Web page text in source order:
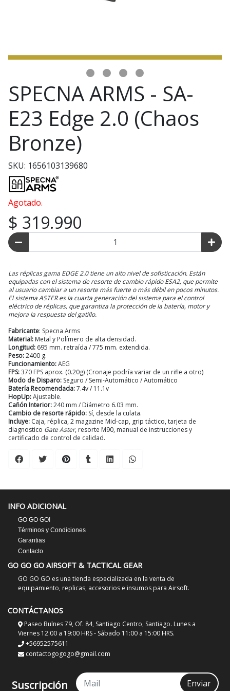
SPECNA ARMS - SA-
E23 Edge 2.0 (Chaos
Bronze)
SKU: 1656103139680
Agotado.
$ 319.990
Las réplicas gama EDGE 2.0 tiene un alto nivel de sofisticación. Están
equipadas con el sistema de resorte de cambio rápido ESA2, que permite
al usuario cambiar a un resorte más fuerte o más débil en pocos minutos.
El sistema ASTER es la cuarta generación del sistema para el control
eléctrico de réplicas, que garantiza la protección de la batería, motor y
mejora la respuesta del gatillo.
Fabricante: Specna Arms
Material: Metal y Polímero de alta densidad.
Longitud: 695 mm. retraída / 775 mm. extendida.
Peso:2400 g.
Funcionamiento:AEG
FPS:370 FPS aprox. (0.20g) (Cronaje podría variar de un rifle a otro)
Modo de Disparo: Seguro / Semi-Automático / Automático
Batería Recomendada:7.4v / 11.1v
HopUp:Ajustable.
Cañón Interior:240 mm / Diámetro 6.03 mm.
Cambio de resorte rápido: Sí, desde la culata.
Incluye: Caja, réplica, 2 magazine Mid-cap, grip táctico, tarjeta de
diagnostico Gate Aster, resorte M90, manual de instrucciones y
certificado de control de calidad.
INFO ADICIONAL
GO GO GO!
Términos y Condiciones
Garantias
Contacto
GO GO GO AIRSOFT & TACTICAL GEAR
GO GO GO es una tienda especializada en la venta de
equipamiento, replicas, accesorios e insumos para Airsoft.
CONTÁCTANOS
Paseo Bulnes 79, Of. 84, Santiago Centro, Santiago. Lunes a
Viernes 12:00 a 19:00 HRS - Sábado 11:00 a 15:00 HRS.
+56952575611
contactogogogo@gmail.com
Suscripción Enviar